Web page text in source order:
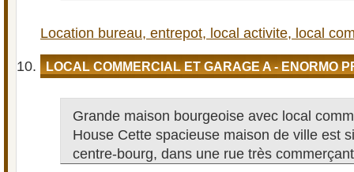
Location bureau, entrepot, local activite, local
LOCAL COMMERCIAL ET GARAGE A - ENORMO
Grande maison bourgeoise avec local
House Cette spacieuse maison de ville est
centre-bourg, dans une rue très